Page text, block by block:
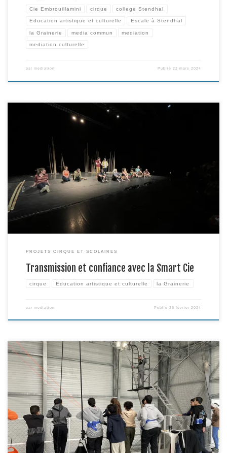
Cie Embrouillamini cirque college Stendhal
Education artistique et culturelle Escale à Stendhal
la Grainerie media commun mediation
mediation culturelle
par mediation Publié22 mars 2024
A l’occasion de leur venue à la Grainerie pour la représentation de leur
dernière création UBA, la Smart cie a également pu jouer devant un public
scolaire le jeudi 8 février et deux classes ont pu passer un temps privilégié
avec un artiste de la compagnie lors de deux ateliers […]
PROJETS CIRQUE ET SCOLAIRES
Transmission et confiance avec la Smart Cie
cirque Education artistique et culturelle la Grainerie
par mediation Publié 26 février 2024
Dans le cadre du projet Escale à Stendhal, deux groupes d’élèves du
collège ont eu l’occasion de prendre leur envol ce vendredi 26 janvier en
salle d’entraînement ! Des plus intimidés aux plus curieux, l’expérience du
trapèze grand volant a finalement conquis la plupart des élèves… et
certain•es auraient bien […]